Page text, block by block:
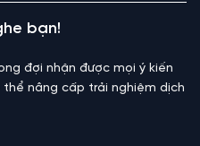
bạn!
đợi nhận được mọi ý kiến
nâng cấp trải nghiệm dịch